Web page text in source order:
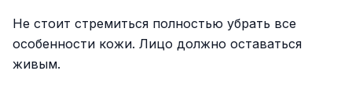
Не стоит стремиться полностью убрать все
особенности кожи. Лицо должно оставаться
живым.